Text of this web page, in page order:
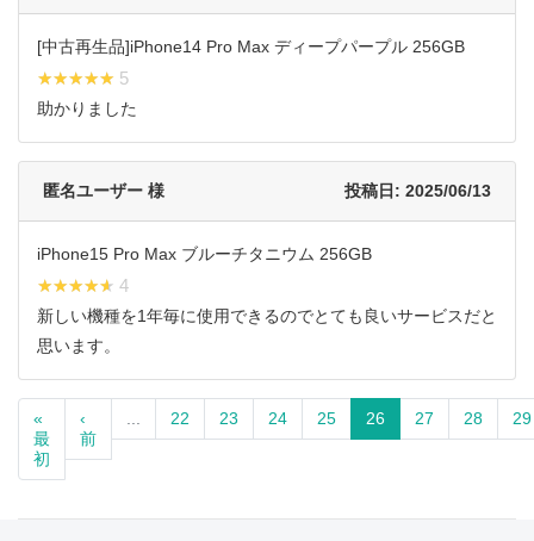
[中古再生品]iPhone14 Pro Max ディープパープル 256GB
★★★★★
★★★★★ 5
助かりました
匿名ユーザー 様 投稿日: 2025/06/13
iPhone15 Pro Max ブルーチタニウム 256GB
★★★★★
★★★★★ 4
新しい機種を1年毎に使用できるのでとても良いサービスだと
思います。
«
最
初
‹
前
22 23 24 25 26 27 28 29